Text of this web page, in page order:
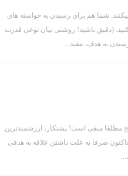
شما هم برای رسیدن به خواسته های
۱- ابتدا خواسته خود را مشخص کنید. (دقیق باشید! روشنی بیان نوعی قدرت
مطلقا منفی است! پشتکار، ارزشمندترین
صرفا به علت داشتن علاقه به هدفی